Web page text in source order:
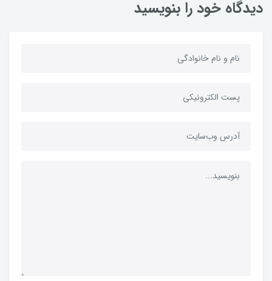
دیدگاه خود را بنویسید